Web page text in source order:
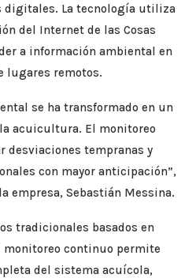
digitales. La tecnología utiliza
del Internet de las Cosas
a información ambiental en
lugares remotos.
se ha transformado en un
acuicultura. El monitoreo
desviaciones tempranas y
con mayor anticipación”,
empresa, Sebastián Messina.
tradicionales basados en
continuo permite
del sistema acuícola,